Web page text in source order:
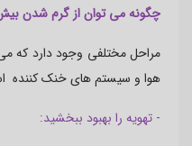
چگونه می توان از گرم شدن
مراحل مختلفی وجود دارد که
هوا و سیستم های خنک کننده
- تهویه را بهبود ببخشید: